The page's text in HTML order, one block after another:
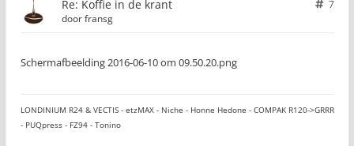
Re: Koffie in de krant
7
doorfransg
Schermafbeelding 2016-06-10 om 09.50.20.png
LONDINIUM R24 & VECTIS - etzMAX - Niche - Honne Hedone - COMPAK R120->GRRR
- PUQpress - FZ94 - Tonino